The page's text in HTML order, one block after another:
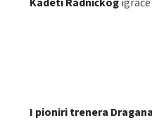
I pioniri trenera